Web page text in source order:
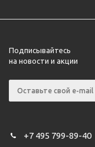
Подписывайтесь
на новости и акции
+7 495 799-89-40